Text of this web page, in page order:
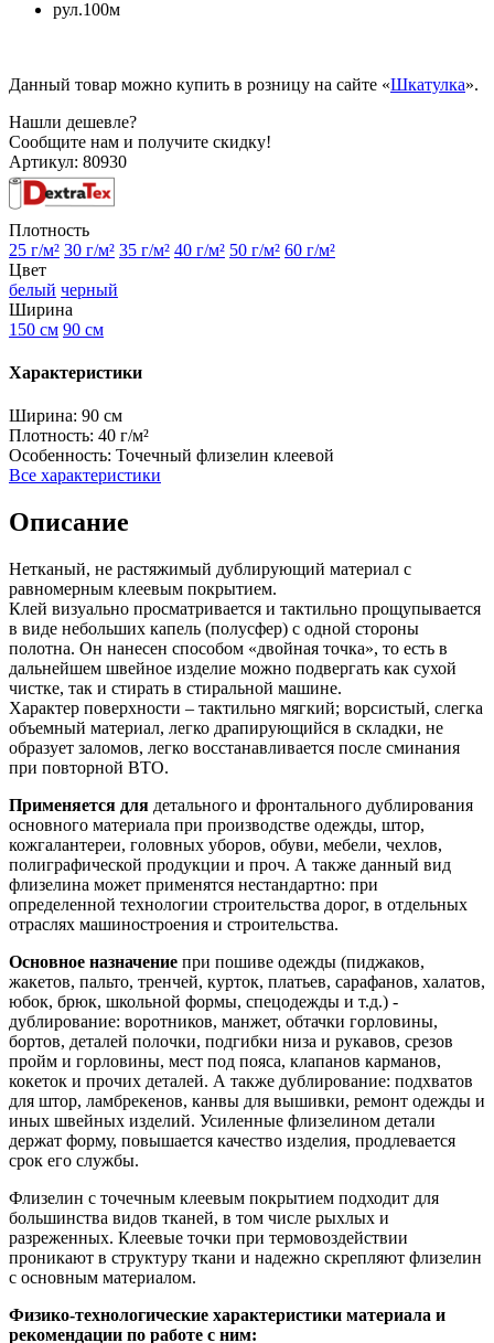
рул.100м
Данный товар можно купить в розницу на сайте «Шкатулка».
Нашли дешевле?
Сообщите нам и получите скидку!
Артикул: 80930
Плотность
25 г/м² 30 г/м² 35 г/м² 40 г/м² 50 г/м² 60 г/м²
Цвет
белый черный
Ширина
150 см 90 см
Характеристики
Ширина: 90 см
Плотность: 40 г/м²
Особенность: Точечный флизелин клеевой
Все характеристики
Описание
Нетканый, не растяжимый дублирующий материал с
равномерным клеевым покрытием.
Клей визуально просматривается и тактильно прощупывается
в виде небольших капель (полусфер) с одной стороны
полотна. Он нанесен способом «двойная точка», то есть в
дальнейшем швейное изделие можно подвергать как сухой
чистке, так и стирать в стиральной машине.
Характер поверхности – тактильно мягкий; ворсистый, слегка
объемный материал, легко драпирующийся в складки, не
образует заломов, легко восстанавливается после сминания
при повторной ВТО.
Применяется для детального и фронтального дублирования
основного материала при производстве одежды, штор,
кожгалантереи, головных уборов, обуви, мебели, чехлов,
полиграфической продукции и проч. А также данный вид
флизелина может применятся нестандартно: при
определенной технологии строительства дорог, в отдельных
отраслях машиностроения и строительства.
Основное назначение при пошиве одежды (пиджаков,
жакетов, пальто, тренчей, курток, платьев, сарафанов, халатов,
юбок, брюк, школьной формы, спецодежды и т.д.) -
дублирование: воротников, манжет, обтачки горловины,
бортов, деталей полочки, подгибки низа и рукавов, срезов
пройм и горловины, мест под пояса, клапанов карманов,
кокеток и прочих деталей. А также дублирование: подхватов
для штор, ламбрекенов, канвы для вышивки, ремонт одежды и
иных швейных изделий. Усиленные флизелином детали
держат форму, повышается качество изделия, продлевается
срок его службы.
Флизелин с точечным клеевым покрытием подходит для
большинства видов тканей, в том числе рыхлых и
разреженных. Клеевые точки при термовоздействии
проникают в структуру ткани и надежно скрепляют флизелин
с основным материалом.
Физико-технологические характеристики материала и
рекомендации по работе с ним: